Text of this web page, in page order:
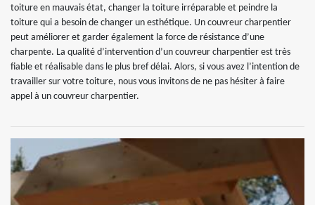
toiture en mauvais état, changer la toiture irréparable et peindre la
toiture qui a besoin de changer un esthétique. Un couvreur charpentier
peut améliorer et garder également la force de résistance d’une
charpente. La qualité d’intervention d’un couvreur charpentier est très
fiable et réalisable dans le plus bref délai. Alors, si vous avez l’intention de
travailler sur votre toiture, nous vous invitons de ne pas hésiter à faire
appel à un couvreur charpentier.